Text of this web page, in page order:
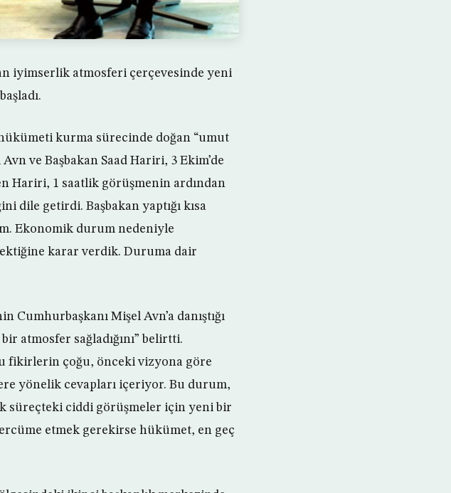
iyimserlik atmosferi çerçevesinde yeni
kurma sürecinde doğan “umut
ve Başbakan Saad Hariri, 3 Ekim’de
Hariri, 1 saatlik görüşmenin ardından
dile getirdi. Başbakan yaptığı kısa
Ekonomik durum nedeniyle
karar verdik. Duruma dair
Cumhurbaşkanı Mişel Avn’a danıştığı
atmosfer sağladığını” belirtti.
fikirlerin çoğu, önceki vizyona göre
yönelik cevapları içeriyor. Bu durum,
süreçteki ciddi görüşmeler için yeni bir
etmek gerekirse hükümet, en geç